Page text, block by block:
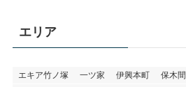
エリア
エキア竹ノ塚 一ツ家 伊興本町 保木間